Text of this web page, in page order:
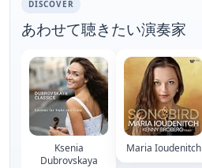
DISCOVER
あわせて聴きたい演奏家
Ksenia
Dubrovskaya
Maria Ioudenitch